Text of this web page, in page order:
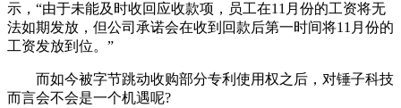
示，“由于未能及时收回应收款项，员工在11月份的工资将无
法如期发放，但公司承诺会在收到回款后第一时间将11月份的
工资发放到位。”
而如今被字节跳动收购部分专利使用权之后，对锤子科技
而言会不会是一个机遇呢?